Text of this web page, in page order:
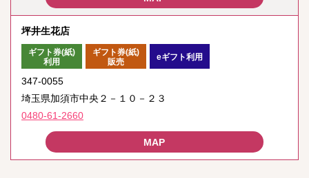
坪井生花店
ギフト券(紙)
利用
ギフト券(紙)
販売
eギフト利用
347-0055
埼玉県加須市中央２－１０－２３
0480-61-2660